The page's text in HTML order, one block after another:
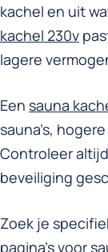
kachel en uit
kachel 230v
lagere
Een sauna
sauna’s,
Controleer
beveiliging
Zoek je
pagina’s voor